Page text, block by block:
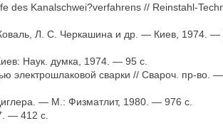
des Kanalschwei?verfahrens // Reinstahl-
Л. С. Черкашина и др. — Киев, 1974.
Наук. думка, 1974. — 95 с.
электрошлаковой сварки // Свароч. пр-
— М.: Физматлит, 1980. — 976 с.
— 412 с.